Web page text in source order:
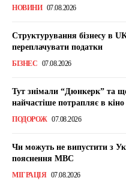
НОВИНИ 07.08.2026
Структурування бізнесу в
переплачувати податки
БІЗНЕС 07.08.2026
Тут знімали “Дюнкерк” та
найчастіше потрапляє в кіно
ПОДОРОЖ 07.08.2026
Чи можуть не випустити з
пояснення МВС
МІГРАЦІЯ 07.08.2026